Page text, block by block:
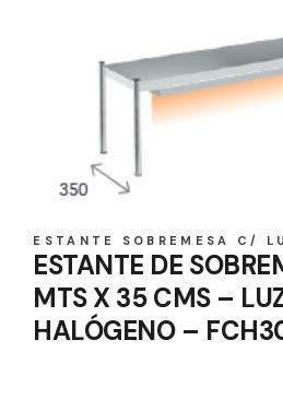
ESTANTE SOBREMESA C/
ESTANTE DE
MTS X 35 CMS –
HALÓGENO –